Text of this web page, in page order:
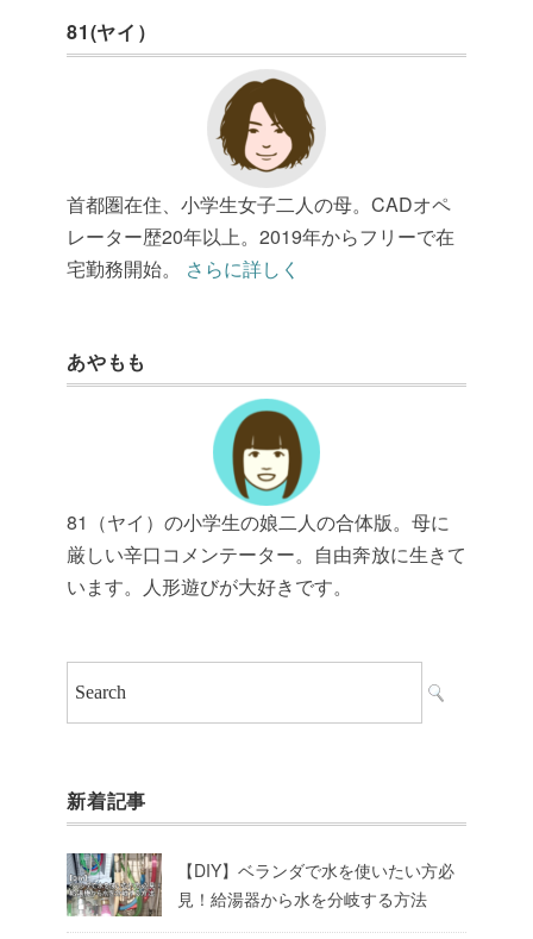
81(ヤイ）
首都圏在住、小学生女子二人の母。CADオペ
レーター歴20年以上。2019年からフリーで在
宅勤務開始。 さらに詳しく
あやもも
81（ヤイ）の小学生の娘二人の合体版。母に
厳しい辛口コメンテーター。自由奔放に生きて
います。人形遊びが大好きです。
新着記事
【DIY】ベランダで水を使いたい方必
見！給湯器から水を分岐する方法